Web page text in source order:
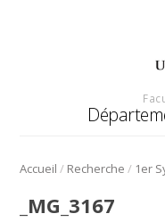
Accueil / Recherche /
_MG_3167